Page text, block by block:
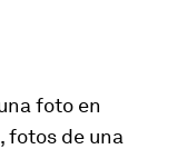
foto en
fotos de una